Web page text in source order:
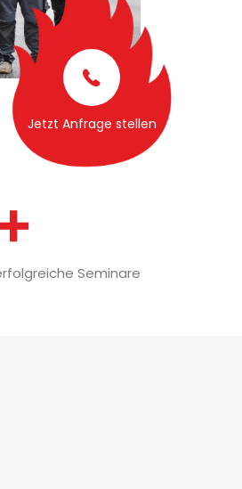
Jetzt Anfrage stellen
Seminare